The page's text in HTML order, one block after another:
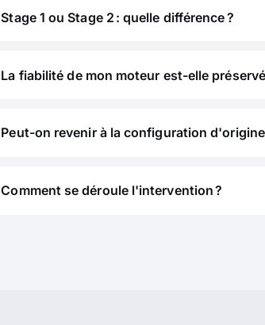
Stage 1 ou Stage 2 : quelle différence ?
La fiabilité de mon moteur est-elle
Peut-on revenir à la configuration d'origine
Comment se déroule l'intervention ?